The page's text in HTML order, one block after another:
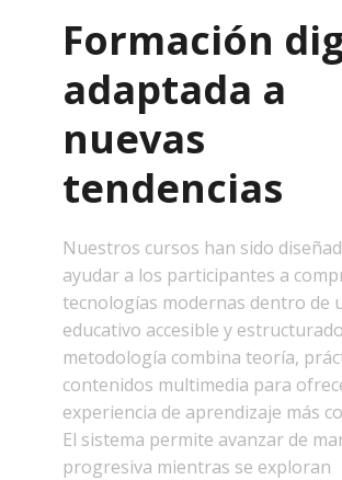
Formación
adaptada a
nuevas
tendencias
Nuestros cursos han sido
ayudar a los participantes a
tecnologías modernas dentro de
educativo accesible y
metodología combina teoría,
contenidos multimedia para
experiencia de aprendizaje más
El sistema permite avanzar de
progresiva mientras se exploran